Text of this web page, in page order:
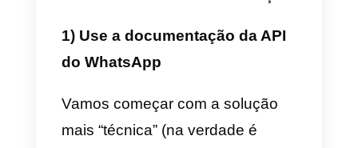
Desta forma, o usuário não terá
que fazer mais nada além de
iniciar a conversa (o usuário lhe